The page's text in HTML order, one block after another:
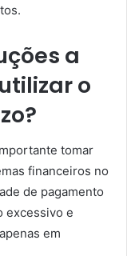
a
o
tomar
financeiros no
de pagamento
excessivo e
em